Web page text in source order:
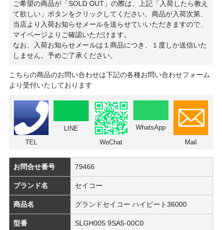
ご希望の商品が「SOLD OUT」の際は、上記「入荷したら教え
て欲しい」ボタンをクリックしてください。商品が入荷次第、
当店より入荷お知らせメールを送らせていいただきますので、
マイページよりご確認いただけます。
なお、入荷お知らせメールは１商品につき、１度しか送信いた
しません。予めご了承ください。
こちらの商品のお問い合わせは下記の各種お問い合わせフォーム
より受付いたしております
TEL
LINE
WeChat
WhatsApp
Mail
お問合せ番号 79466
ブランド名 セイコー
商品名 グランドセイコー ハイビート36000
型番 SLGH005 9SA5-00C0